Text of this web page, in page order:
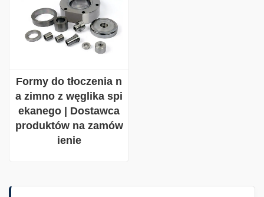
Formy do tłoczenia n
a zimno z węglika spi
ekanego | Dostawca
produktów na zamów
ienie